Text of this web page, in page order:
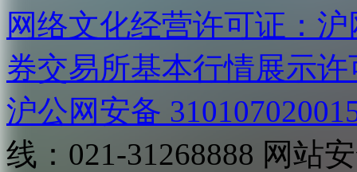
网络文化经营许可证：
券交易所基本行情展示许
沪公网安备
线：021-31268888 网站